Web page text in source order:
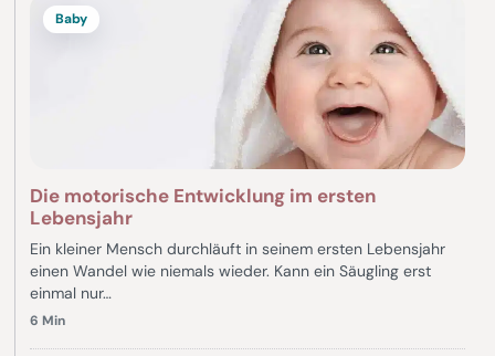
Baby
Die motorische Entwicklung im ersten
Lebensjahr
Ein kleiner Mensch durchläuft in seinem ersten Lebensjahr
einen Wandel wie niemals wieder. Kann ein Säugling erst
einmal nur…
6 Min